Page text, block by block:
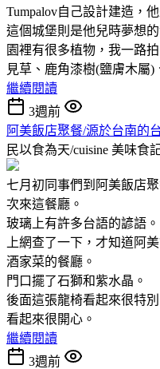
Tumpalov自己設計建造，
這個城堡則是他兒時夢想的
園裡有很多植物，我一路
見草、鹿角漆樹(鹽膚木屬)
繼續閱讀
3週前
阿美飯店聚餐/源於台南的
民以食為天/cuisine 美味食
七月初同事們到阿美飯店
次來這餐廳。
玻璃上有許多台語的諺語。
上網查了一下，才知道阿
酒家菜的餐廳。
門口擺了石獅和紫水晶。
後面這張龍椅看起來很特
看起來很開心。
繼續閱讀
3週前